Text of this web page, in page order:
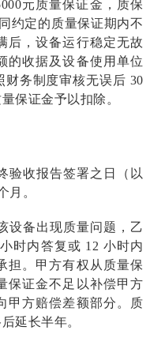
元质量保证金，质保
约定的质量保证期内不
后，设备运行稳定无故
的收据及设备使用单位
财务制度审核无误后 30
保证金予以扣除。
验收报告签署之日（以
月。
设备出现质量问题，乙
时内答复或 12 小时内
担。甲方有权从质量保
保证金不足以补偿甲方
甲方赔偿差额部分。质
延长半年。